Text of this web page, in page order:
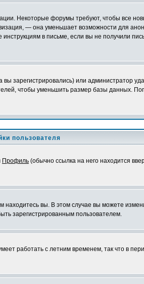
Некоторые форумы требуют, чтобы все
— она уменьшает возможности для
в письме, если вы не получили
зарегистрировались) или администратор
чтобы уменьшить размер базы данных.
пользователя
Профиль (обычно ссылка на него находится
вы. В этом случае вы можете
зарегистрированным пользователем.
работать с летним временем, так что в